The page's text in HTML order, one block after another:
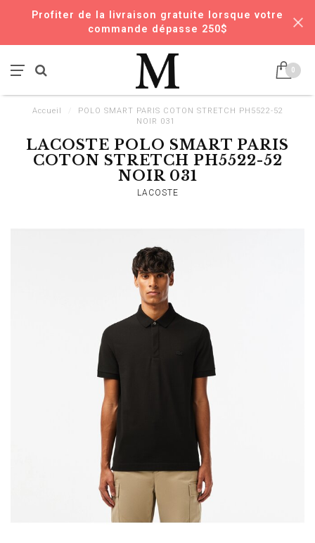
Profiter de la livraison gratuite lorsque votre
commande dépasse 250$
0
Accueil
POLO SMART PARIS COTON STRETCH PH5522-52
NOIR 031
LACOSTE POLO SMART PARIS
COTON STRETCH PH5522-52
NOIR 031
LACOSTE